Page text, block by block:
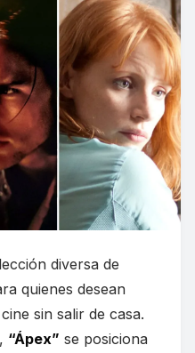
diversa de
quienes desean
sin salir de casa.
“Ápex” se posiciona